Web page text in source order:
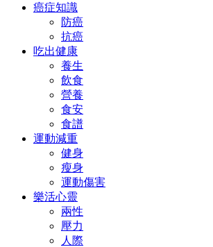
癌症知識
防癌
抗癌
吃出健康
養生
飲食
營養
食安
食譜
運動減重
健身
瘦身
運動傷害
樂活心靈
兩性
壓力
人際